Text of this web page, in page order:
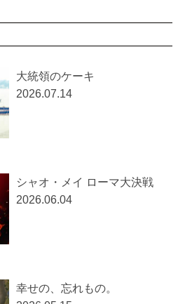
大統領のケーキ
2026.07.14
シャオ・メイ ローマ大決戦
2026.06.04
幸せの、忘れもの。